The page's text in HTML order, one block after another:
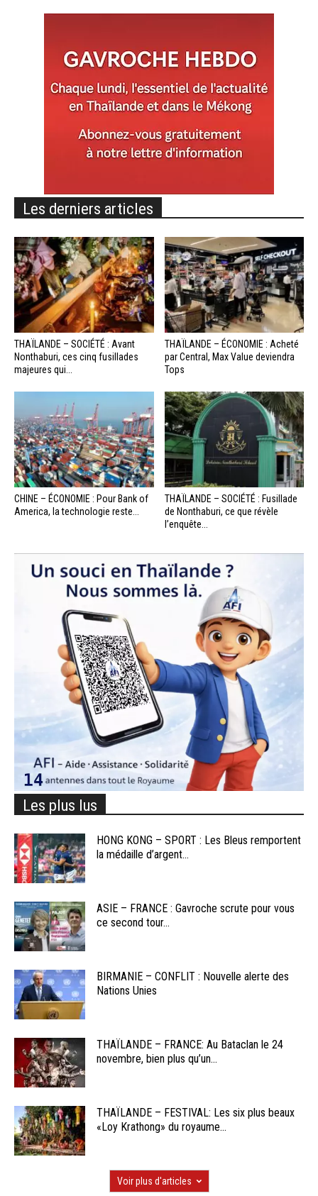
Les derniers articles
THAÏLANDE – SOCIÉTÉ : Avant
Nonthaburi, ces cinq fusillades
majeures qui...
THAÏLANDE – ÉCONOMIE : Acheté
par Central, Max Value deviendra
Tops
CHINE – ÉCONOMIE : Pour Bank of
America, la technologie reste...
THAÏLANDE – SOCIÉTÉ : Fusillade
de Nonthaburi, ce que révèle
l’enquête...
Les plus lus
HONG KONG – SPORT : Les Bleus remportent
la médaille d’argent...
ASIE – FRANCE : Gavroche scrute pour vous
ce second tour...
BIRMANIE – CONFLIT : Nouvelle alerte des
Nations Unies
THAÏLANDE – FRANCE: Au Bataclan le 24
novembre, bien plus qu’un...
THAÏLANDE – FESTIVAL: Les six plus beaux
«Loy Krathong» du royaume...
Voir plus d'articles